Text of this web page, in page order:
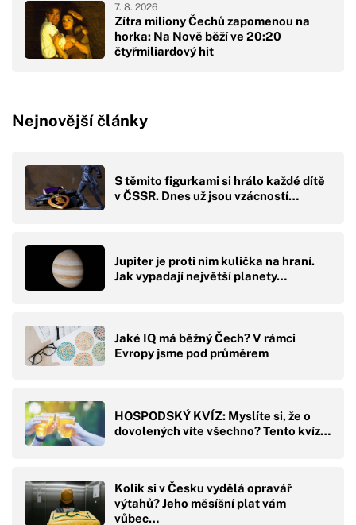
Zítra miliony Čechů zapomenou na
horka: Na Nově běží ve 20:20
čtyřmiliardový hit
7. 8. 2026
Nejnovější články
S těmito figurkami si hrálo každé dítě
v ČSSR. Dnes už jsou vzácností…
Jupiter je proti nim kulička na hraní.
Jak vypadají největší planety…
Jaké IQ má běžný Čech? V rámci
Evropy jsme pod průměrem
HOSPODSKÝ KVÍZ: Myslíte si, že o
dovolených víte všechno? Tento kvíz…
Kolik si v Česku vydělá opravář
výtahů? Jeho měsíšní plat vám
vůbec…